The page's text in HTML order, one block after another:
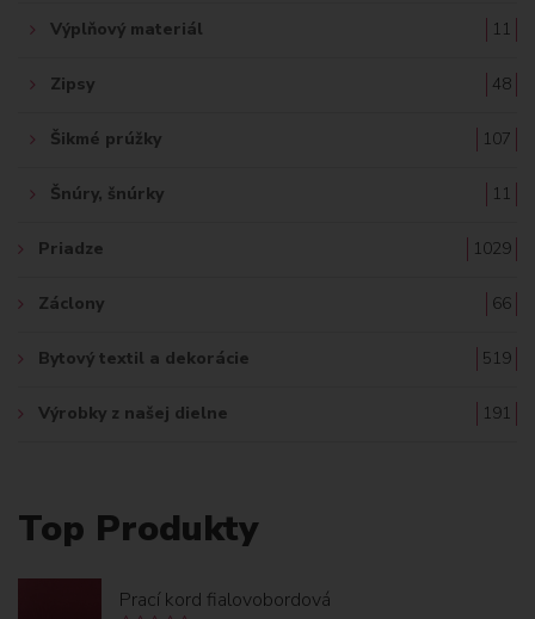
Výplňový materiál 11
Zipsy 48
Šikmé prúžky 107
Šnúry, šnúrky 11
Priadze 1029
Záclony 66
Bytový textil a dekorácie 519
Výrobky z našej dielne 191
Top Produkty
Prací kord fialovobordová